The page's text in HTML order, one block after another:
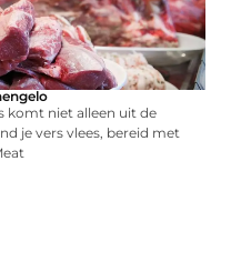
komt niet alleen uit de
je vers vlees, bereid met